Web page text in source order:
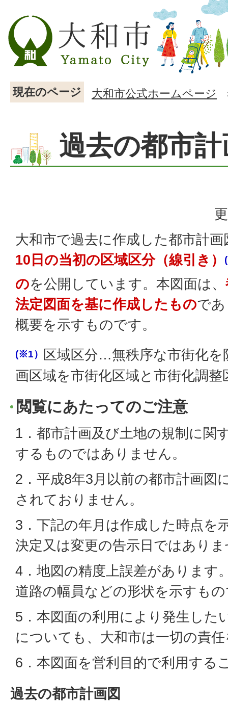
現在のページ 大和市公式ホームページ
過去の都市
大和市で過去に作成した都市計
10日の当初の区域区分（線引き）
のを公開しています。本図面は、
法定図面を基に作成したもので
概要を示すものです。
(※1）
区域区分…無秩序な市街化を
画区域を市街化区域と市街化調
閲覧にあたってのご注意
1．都市計画及び土地の規制に関
するものではありません。
2．平成8年3月以前の都市計画図
されておりません。
3．下記の年月は作成した時点を
決定又は変更の告示日ではあり
4．地図の精度上誤差があります
道路の幅員などの形状を示すも
5．本図面の利用により発生した
についても、大和市は一切の責
6．本図面を営利目的で利用する
過去の都市計画図